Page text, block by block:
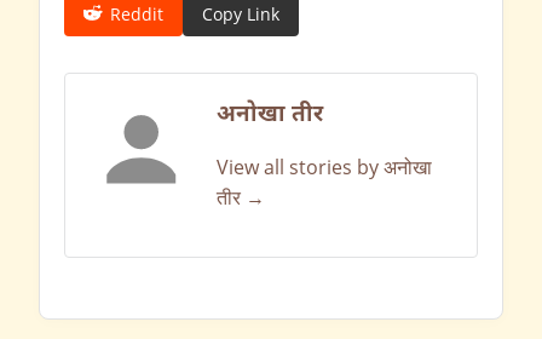
Reddit
Copy Link
अनोखा तीर
View all stories by अनोखा
तीर →